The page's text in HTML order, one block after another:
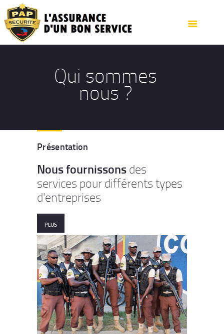
Qui sommes
nous ?
QUI SOMMES NOUS ?
SERVICES
Présentation
Nous fournissonsdes
services pour différents types
d'entreprises
PLUS